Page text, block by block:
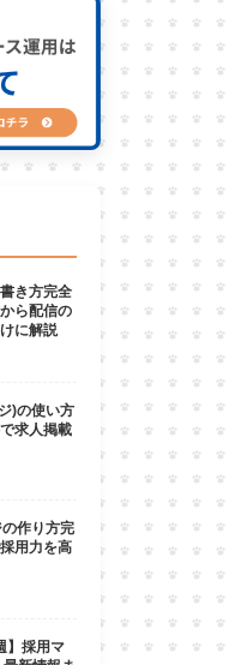
き方完全
ら配信の
に解説
)の使い方
求人掲載
作り方完
用力を高
】採用マ